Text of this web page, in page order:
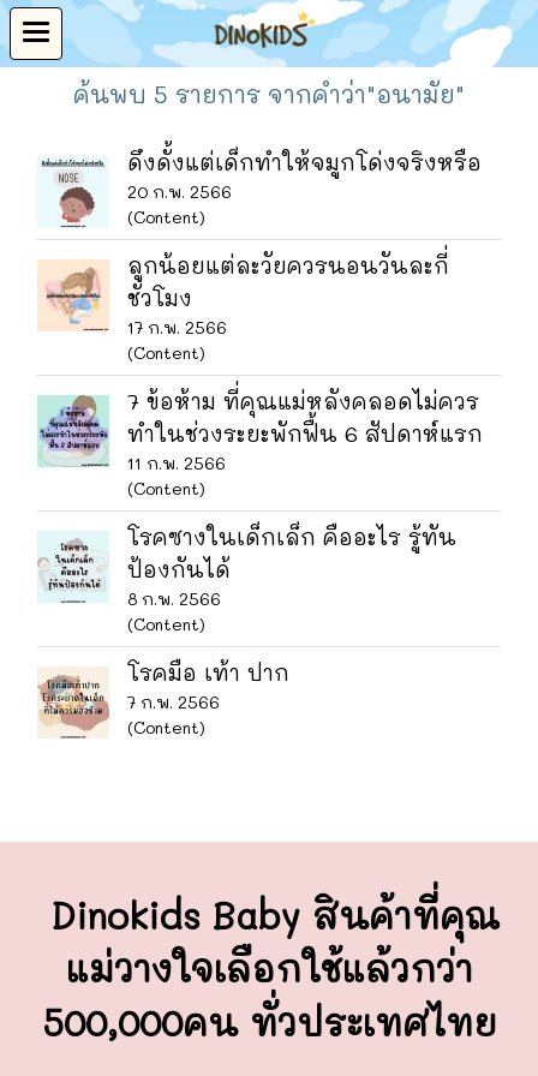
ค้นพบ 5 รายการ จากคำว่า"อนามัย"
ดึงดั้งแต่เด็กทำให้จมูกโด่งจริงหรือ
20 ก.พ. 2566
(Content)
ลูกน้อยแต่ละวัยควรนอนวันละกี่
ชั่วโมง
17 ก.พ. 2566
(Content)
7 ข้อห้าม ที่คุณแม่หลังคลอดไม่ควร
ทำในช่วงระยะพักฟื้น 6 สัปดาห์แรก
11 ก.พ. 2566
(Content)
โรคซางในเด็กเล็ก คืออะไร รู้ทัน
ป้องกันได้
8 ก.พ. 2566
(Content)
โรคมือ เท้า ปาก
7 ก.พ. 2566
(Content)
Dinokids Baby สินค้าที่คุณ
แม่วางใจเลือกใช้แล้วกว่า
500,000คน ทั่วประเทศไทย